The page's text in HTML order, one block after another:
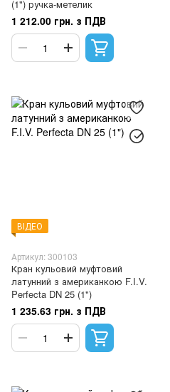
(1") ручка-метелик
1 212.00 грн. з ПДВ
ВІДЕО
Артикул: 300103
Кран кульовий муфтовий
латунний з американкою F.I.V.
Perfecta DN 25 (1")
1 235.63 грн. з ПДВ